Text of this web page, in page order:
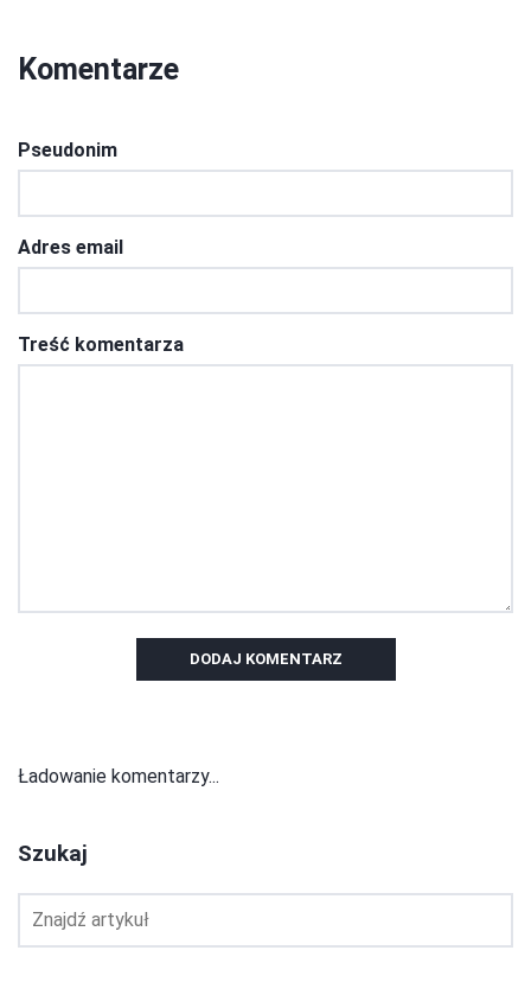
Komentarze
Pseudonim
Adres email
Treść komentarza
DODAJ KOMENTARZ
Ładowanie komentarzy...
Szukaj